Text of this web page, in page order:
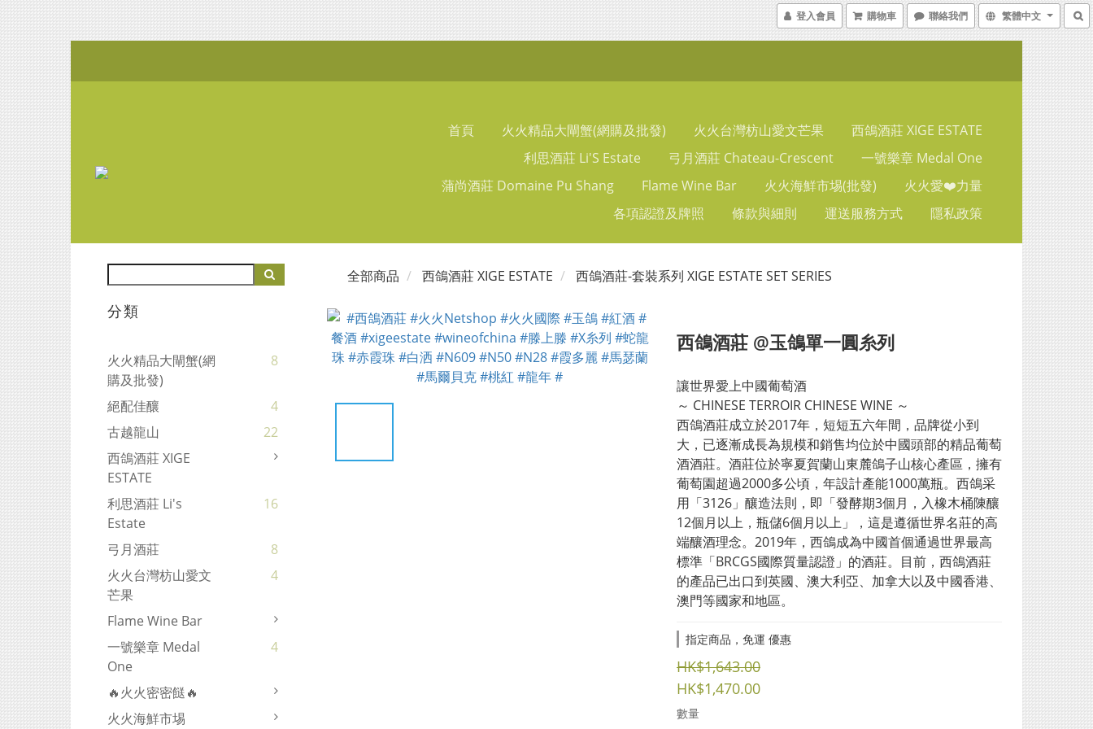
登入會員 購物車 聯絡我們 繁體中文
首頁 火火精品大閘蟹(網購及批發) 火火台灣枋山愛文芒果
西鴿酒莊 XIGE ESTATE
利思酒莊 Li'S Estate
弓月酒莊 Chateau-Crescent
一號樂章 Medal One
蒲尚酒莊 Domaine Pu Shang
Flame Wine Bar 火火海鮮市埸(批發)
火火愛❤️力量
各項認證及牌照
條款與細則 運送服務方式 隱私政策
分類
火火精品大閘蟹(網
購及批發)
8
絕配佳釀
4
古越龍山
22
西鴿酒莊 XIGE
ESTATE
利思酒莊 Li's
Estate
16
弓月酒莊
8
火火台灣枋山愛文
芒果
4
Flame Wine Bar
一號樂章 Medal
One
4
🔥火火密密餸🔥
火火海鮮市埸
全部商品 西鴿酒莊 XIGE ESTATE 西鴿酒莊-套裝系列 XIGE ESTATE SET SERIES
西鴿酒莊 @玉鴿單一圓糸列
讓世界愛上中國葡萄酒
～ CHINESE TERROIR CHINESE WINE ～
西鴿酒莊成立於2017年，短短五六年間，品牌從小到
大，已逐漸成長為規模和銷售均位於中國頭部的精品葡萄
酒酒莊。酒莊位於寧夏賀蘭山東麓鴿子山核心產區，擁有
葡萄園超過2000多公頃，年設計產能1000萬瓶。西鴿采
用「3126」釀造法則，即「發酵期3個月，入橡木桶陳釀
12個月以上，瓶儲6個月以上」，這是遵循世界名莊的高
端釀酒理念。2019年，西鴿成為中國首個通過世界最高
標準「BRCGS國際質量認證」的酒莊。目前，西鴿酒莊
的產品已出口到英國、澳大利亞、加拿大以及中國香港、
澳門等國家和地區。
指定商品，免運 優惠
HK$1,643.00
HK$1,470.00
數量